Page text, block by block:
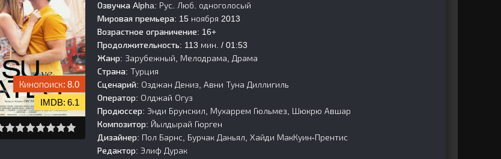
8.0
6.1
Озвучка Alpha: Рус. Люб. одноголосый
Мировая премьера: 15 ноября 2013
Возрастное ограничение: 16+
Продолжительность: 113 мин. / 01:53
Жанр: Зарубежный, Мелодрама, Драма
Страна: Турция
Сценарий: Озджан Дениз, Авни Туна Диллигиль
Оператор: Олджай Огуз
Продюссер: Энди Брунскил, Мухаррем Гюльмез, Шюкрю Авшар
Композитор: Йылдырай Гюрген
Дизайнер: Пол Барнс, Бурчак Даньял, Хайди МакКуин-Прентис
Редактор: Элиф Дурак